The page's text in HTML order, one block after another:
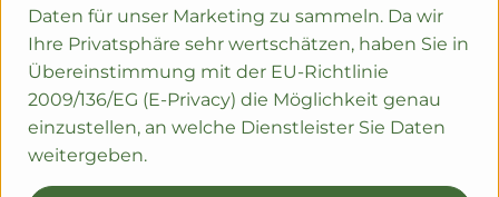
Produktinformationen
Herkunft
Daten für unser Marketing zu sammeln. Da wir
Ihre Privatsphäre sehr wertschätzen, haben Sie in
Übereinstimmung mit der EU-Richtlinie
2009/136/EG (E-Privacy) die Möglichkeit genau
einzustellen, an welche Dienstleister Sie Daten
weitergeben.